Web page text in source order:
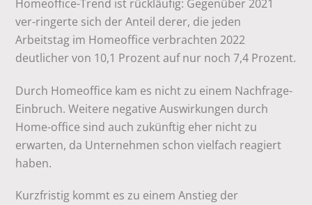
Homeoffice-Trend ist rückläufig: Gegenüber 2021
ver-ringerte sich der Anteil derer, die jeden
Arbeitstag im Homeoffice verbrachten 2022
deutlicher von 10,1 Prozent auf nur noch 7,4 Prozent.
Durch Homeoffice kam es nicht zu einem Nachfrage-
Einbruch. Weitere negative Auswirkungen durch
Home-office sind auch zukünftig eher nicht zu
erwarten, da Unternehmen schon vielfach reagiert
haben.
Kurzfristig kommt es zu einem Anstieg der